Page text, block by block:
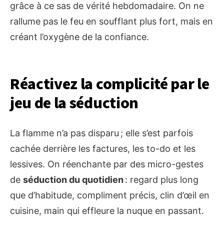
grâce à ce sas de vérité hebdomadaire. On ne
rallume pas le feu en soufflant plus fort, mais en
créant l’oxygène de la confiance.
Réactivez la complicité par le
jeu de la séduction
La flamme n’a pas disparu ; elle s’est parfois
cachée derrière les factures, les to-do et les
lessives. On réenchante par des micro-gestes
de séduction du quotidien: regard plus long
que d’habitude, compliment précis, clin d’œil en
cuisine, main qui effleure la nuque en passant.